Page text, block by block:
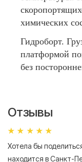
химических
Гидроборт.
платформой
без
Отзывы
Хотела бы
находится в Санкт-